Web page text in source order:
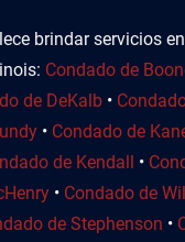
brindar servicios
Condado de
de DeKalb •
• Condado de
de Kendall •
• Condado de
de Stephenson •